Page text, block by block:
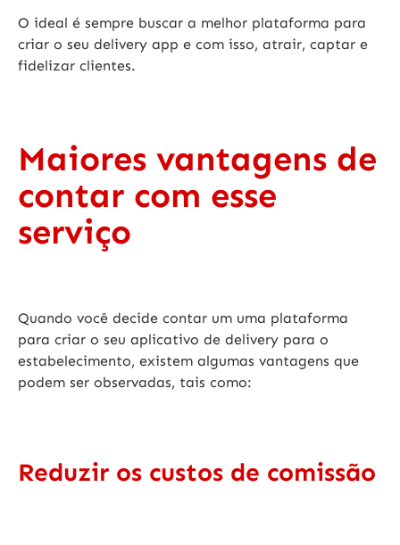
O ideal é sempre buscar a melhor plataforma para
criar o seu delivery app e com isso, atrair, captar e
fidelizar clientes.
Maiores vantagens de
contar com esse
serviço
Quando você decide contar um uma plataforma
para criar o seu aplicativo de delivery para o
estabelecimento, existem algumas vantagens que
podem ser observadas, tais como:
Reduzir os custos de comissão